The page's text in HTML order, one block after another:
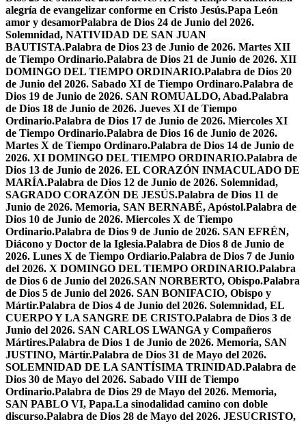
alegría de evangelizar conforme en Cristo Jesús.Papa León
amor y desamorPalabra de Dios 24 de Junio del 2026.
Solemnidad, NATIVIDAD DE SAN JUAN
BAUTISTA.Palabra de Dios 23 de Junio de 2026. Martes XII
de Tiempo Ordinario.Palabra de Dios 21 de Junio de 2026. XII
DOMINGO DEL TIEMPO ORDINARIO.Palabra de Dios 20
de Junio del 2026. Sabado XI de Tiempo Ordinaro.Palabra de
Dios 19 de Junio de 2026. SAN ROMUALDO, Abad.Palabra
de Dios 18 de Junio de 2026. Jueves XI de Tiempo
Ordinario.Palabra de Dios 17 de Junio de 2026. Miercoles XI
de Tiempo Ordinario.Palabra de Dios 16 de Junio de 2026.
Martes X de Tiempo Ordinaro.Palabra de Dios 14 de Junio de
2026. XI DOMINGO DEL TIEMPO ORDINARIO.Palabra de
Dios 13 de Junio de 2026. EL CORAZÓN INMACULADO DE
MARÍA.Palabra de Dios 12 de Junio de 2026. Solemnidad,
SAGRADO CORAZÓN DE JESÚS.Palabra de Dios 11 de
Junio de 2026. Memoria, SAN BERNABÉ, Apóstol.Palabra de
Dios 10 de Junio de 2026. Miercoles X de Tiempo
Ordinario.Palabra de Dios 9 de Junio de 2026. SAN EFRÉN,
Diácono y Doctor de la Iglesia.Palabra de Dios 8 de Junio de
2026. Lunes X de Tiempo Ordiario.Palabra de Dios 7 de Junio
del 2026. X DOMINGO DEL TIEMPO ORDINARIO.Palabra
de Dios 6 de Junio del 2026.SAN NORBERTO, Obispo.Palabra
de Dios 5 de Junio del 2026. SAN BONIFACIO, Obispo y
Mártir.Palabra de Dios 4 de Junio del 2026. Solemnidad, EL
CUERPO Y LA SANGRE DE CRISTO.Palabra de Dios 3 de
Junio del 2026. SAN CARLOS LWANGA y Compañeros
Mártires.Palabra de Dios 1 de Junio de 2026. Memoria, SAN
JUSTINO, Mártir.Palabra de Dios 31 de Mayo del 2026.
SOLEMNIDAD DE LA SANTÍSIMA TRINIDAD.Palabra de
Dios 30 de Mayo del 2026. Sabado VIII de Tiempo
Ordinario.Palabra de Dios 29 de Mayo del 2026. Memoria,
SAN PABLO VI, Papa.La sinodalidad camino con doble
discurso.Palabra de Dios 28 de Mayo del 2026. JESUCRISTO,